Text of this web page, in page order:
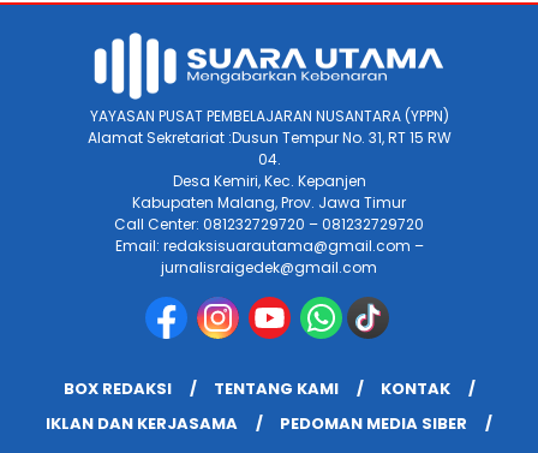
YAYASAN PUSAT PEMBELAJARAN NUSANTARA (YPPN)
Alamat Sekretariat :Dusun Tempur No. 31, RT 15 RW
04.
Desa Kemiri, Kec. Kepanjen
Kabupaten Malang, Prov. Jawa Timur
Call Center: 081232729720 – 081232729720
Email: redaksisuarautama@gmail.com –
jurnalisraigedek@gmail.com
BOX REDAKSI TENTANG KAMI
KONTAK
IKLAN DAN KERJASAMA
PEDOMAN MEDIA SIBER